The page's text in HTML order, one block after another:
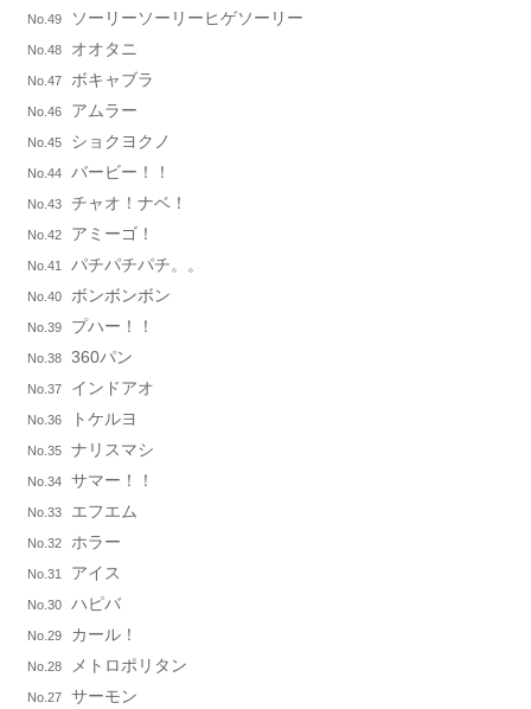
No.49 ソーリーソーリーヒゲソーリー
No.48 オオタニ
No.47 ボキャブラ
No.46 アムラー
No.45 ショクヨクノ
No.44 バービー！！
No.43 チャオ！ナベ！
No.42 アミーゴ！
No.41 パチパチパチ。。
No.40 ボンボンボン
No.39 プハー！！
No.38 360パン
No.37 インドアオ
No.36 トケルヨ
No.35 ナリスマシ
No.34 サマー！！
No.33 エフエム
No.32 ホラー
No.31 アイス
No.30 ハピバ
No.29 カール！
No.28 メトロポリタン
No.27 サーモン